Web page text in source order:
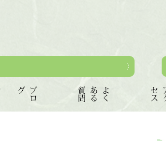
ス
よ
く
あ
る
質
問
ブ
ロ
グ